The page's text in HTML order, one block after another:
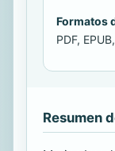
Formatos
PDF,
Resumen